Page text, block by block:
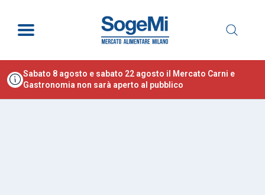
Sabato 8 agosto e sabato 22 agosto il Mercato Carni e
Gastronomia non sarà aperto al pubblico